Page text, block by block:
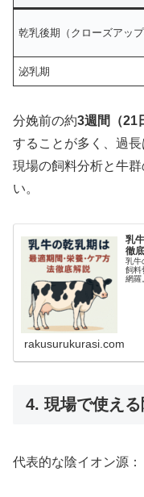
乾乳後期（クローズアップ
泌乳期
分娩前の約3週間（21
することが多く、過
現場の飼料分析と牛
い。
乳
徹
乳牛
飼料
網羅
rakusurukurasi.com
4. 現場で使え
代表的な陰イオン源：